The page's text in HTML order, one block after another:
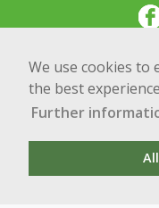
We use cookies to
the best
Further
Copyright
1111